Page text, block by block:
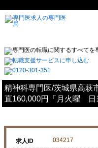
精神科専門医/茨城県高萩
直160,000円「月火曜 日
求人ID 034217